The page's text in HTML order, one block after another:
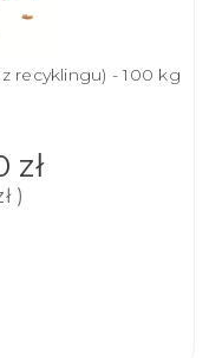
recyklingu) - 100 kg
zł
)